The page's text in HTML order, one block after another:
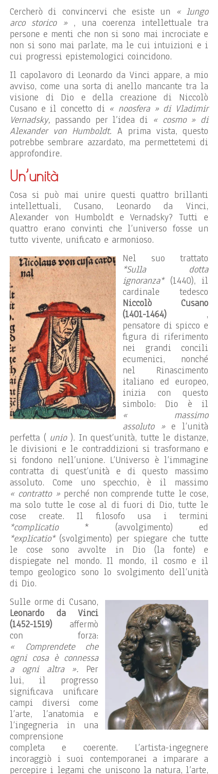
Cercherò di convincervi che esiste un « lungo
arco storico », una coerenza intellettuale tra
persone e menti che non si sono mai incrociate e
non si sono mai parlate, ma le cui intuizioni e i
cui progressi epistemologici coincidono.
Il capolavoro di Leonardo da Vinci appare, a mio
avviso, come una sorta di anello mancante tra la
visione di Dio e della creazione di Niccolò
Cusano e il concetto di « noosfera » di Vladimir
Vernadsky, passando per l’idea di « cosmo » di
Alexander von Humboldt. A prima vista, questo
potrebbe sembrare azzardato, ma permettetemi di
approfondire.
Un’unità
Cosa si può mai unire questi quattro brillanti
intellettuali, Cusano, Leonardo da Vinci,
Alexander von Humboldt e Vernadsky? Tutti e
quattro erano convinti che l’universo fosse un
tutto vivente, unificato e armonioso.
Nel suo trattato
*Sulla dotta
ignoranza*(1440), il
cardinale tedesco
Niccolò Cusano
(1401-1464) ,
pensatore di spicco e
figura di riferimento
nei grandi concili
ecumenici, nonché
nel Rinascimento
italiano ed europeo,
inizia con questo
simbolo: Dio è il
« massimo
assoluto »e l’unità
perfetta ( unio). In quest’unità, tutte le distanze,
le divisioni e le contraddizioni si trasformano e
si fondono nell’unione. L’Universo è l’immagine
contratta di quest’unità e di questo massimo
assoluto. Come uno specchio, è il massimo
« contratto »perché non comprende tutte le cose,
ma solo tutte le cose al di fuori di Dio, tutte le
cose create. Il filosofo usa i termini
*complicatio* (avvolgimento) ed
*explicatio*(svolgimento) per spiegare che tutte
le cose sono avvolte in Dio (la fonte) e
dispiegate nel mondo. Il mondo, il cosmo e il
tempo geologico sono lo svolgimento dell’unità
di Dio.
Sulle orme di Cusano,
Leonardo da Vinci
(1452-1519) affermò
con forza:
« Comprendete che
ogni cosa è connessa
a ogni altra ». Per
lui, il progresso
significava unificare
campi diversi come
l’arte, l’anatomia e
l’ingegneria in una
comprensione
completa e coerente. L’artista-ingegnere
incoraggiò i suoi contemporanei a imparare a
percepire i legami che uniscono la natura, l’arte,